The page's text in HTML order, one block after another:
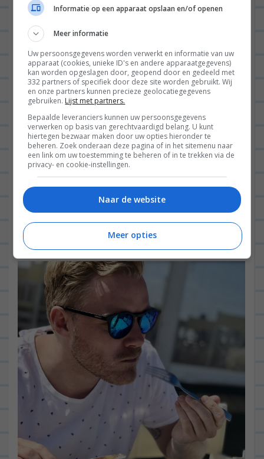
Het water is in dit paradijsje felblauw, de zee
rustig, het strandje geweldig en al met al is het
gewoon echt een TOP plek. En er is geen
Nederlander te bekennen.
Rond lunchtijd hebben we ook nog even een hapje
gegeten bij het enige restaurantje dat bij Marzà is
en ook dat was TOP. Ze serveerden vandaag slechts
één maaltijd en dat was de typisch Pugliesepasta
Orecchiette met tomaat en zelfgemaakte ricotta.
En het was GEWELDIG.
Informatie op een apparaat opslaan en/of openen
Meer informatie
Uw persoonsgegevens worden verwerkt en informatie van uw
apparaat (cookies, unieke ID's en andere apparaatgegevens)
kan worden opgeslagen door, geopend door en gedeeld met
332 partners of specifiek door deze site worden gebruikt. Wij
en onze partners kunnen precieze geolocatiegegevens
gebruiken. Lijst met partners.
Bepaalde leveranciers kunnen uw persoonsgegevens
verwerken op basis van gerechtvaardigd belang. U kunt
hiertegen bezwaar maken door uw opties hieronder te
beheren. Zoek onderaan deze pagina of in het sitemenu naar
een link om uw toestemming te beheren of in te trekken via de
privacy- en cookie-instellingen.
Naar de website
Meer opties